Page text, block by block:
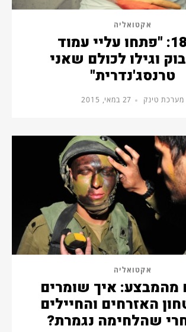
אקטואליה
בת 18: "פתחו עליי עמוד
וגילו לכולם שאני
טרנסג'נדרית"
מערכת טינק 27 במאי, 2015
אקטואליה
מהמבצע: איך שומרים
האזרחים והחיילים
שהלחימה נגמרת?